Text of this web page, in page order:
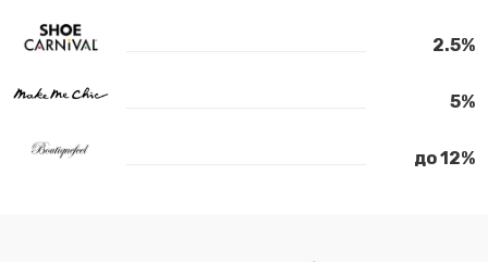
2.5%
5%
до 12%